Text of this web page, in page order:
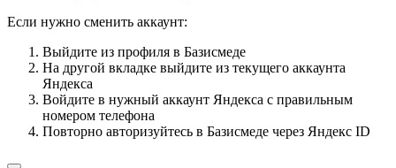
Если нужно сменить аккаунт:
Выйдите из профиля в Базисмеде
На другой вкладке выйдите из текущего аккаунта
Яндекса
Войдите в нужный аккаунт Яндекса с правильным
номером телефона
Повторно авторизуйтесь в Базисмеде через Яндекс ID